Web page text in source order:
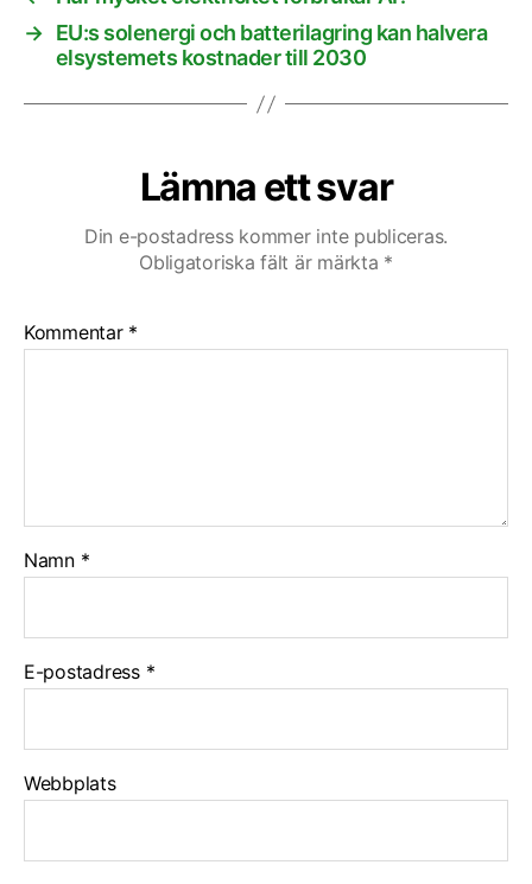
→ EU:s solenergi och batterilagring kan halvera
elsystemets kostnader till 2030
Lämna ett svar
Din e-postadress kommer inte publiceras.
Obligatoriska fält är märkta *
Kommentar *
Namn *
E-postadress *
Webbplats